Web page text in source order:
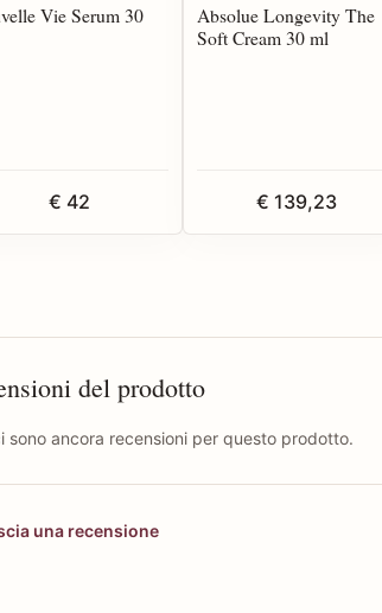
Vie Serum 30
€ 42
Absolue Longevity The
Soft Cream 30 ml
€ 139,23
del prodotto
sono ancora recensioni per questo prodotto.
una recensione